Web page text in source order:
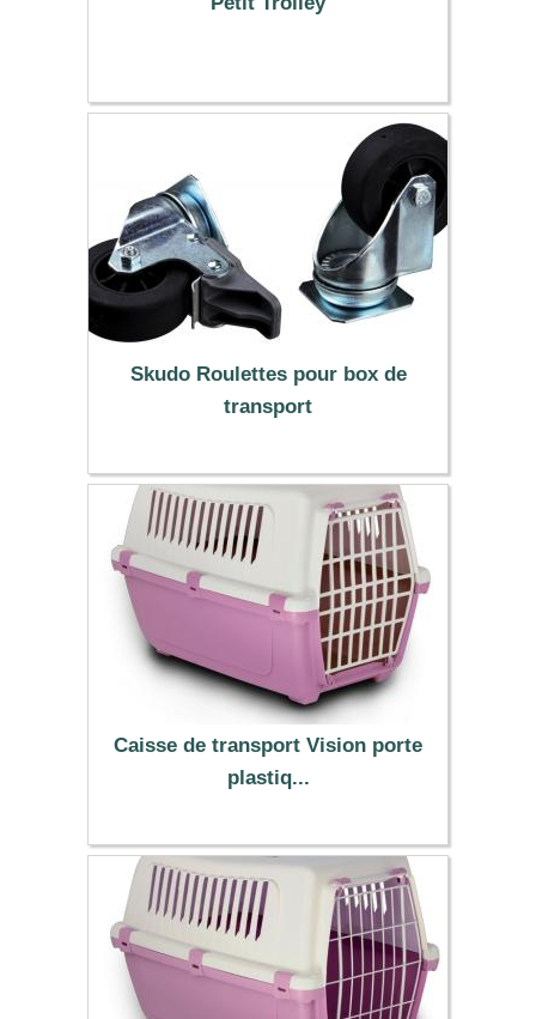
49.99 €
Skudo Roulettes pour box de
transport
33.90 €
Caisse de transport Vision porte
plastiq...
12.99 €